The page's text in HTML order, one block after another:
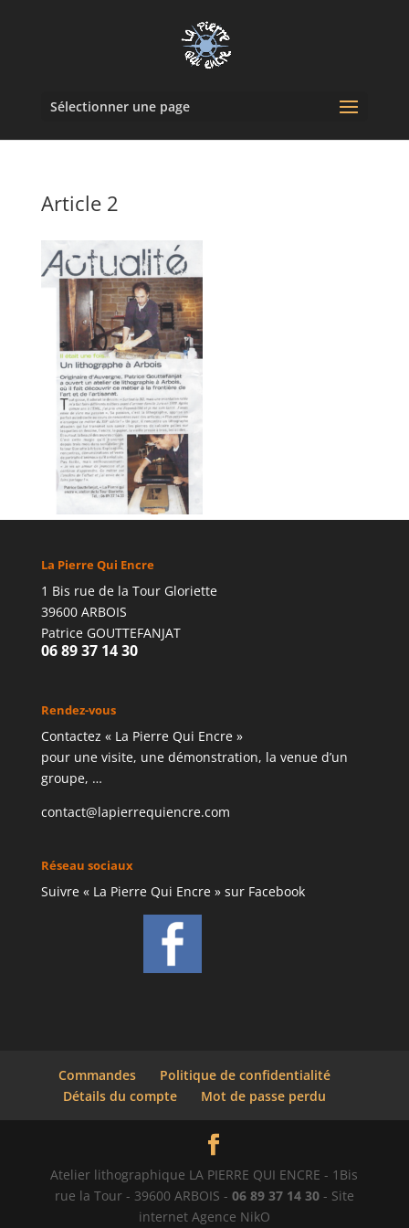
Sélectionner une page
Article 2
La Pierre Qui Encre
1 Bis rue de la Tour Gloriette
39600 ARBOIS
Patrice GOUTTEFANJAT
06 89 37 14 30
Rendez-vous
Contactez « La Pierre Qui Encre »
pour une visite, une démonstration, la venue d’un
groupe, …
contact@lapierrequiencre.com
Réseau sociaux
Suivre « La Pierre Qui Encre » sur Facebook
Commandes
Politique de confidentialité
Détails du compte
Mot de passe perdu
Atelier lithographique LA PIERRE QUI ENCRE - 1Bis
rue la Tour - 39600 ARBOIS - 06 89 37 14 30- Site
internet Agence NikO